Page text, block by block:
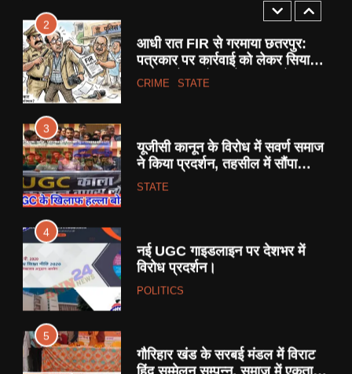
3
यूजीसी कानून के विरोध में सवर्ण समाज
ने किया प्रदर्शन, तहसील में सौंपा
ज्ञापन।
STATE
4
नई UGC गाइडलाइन पर देशभर में
विरोध प्रदर्शन।
POLITICS
5
गौरिहार खंड के सरबई मंडल में विराट
हिंदू सम्मेलन सम्पन्न, समाज में एकता
और जातिगत भेदभाव पर चर्चा ।
RELIGION
6
थाना गोयरा पुलिस ने रात्रि गश्त के